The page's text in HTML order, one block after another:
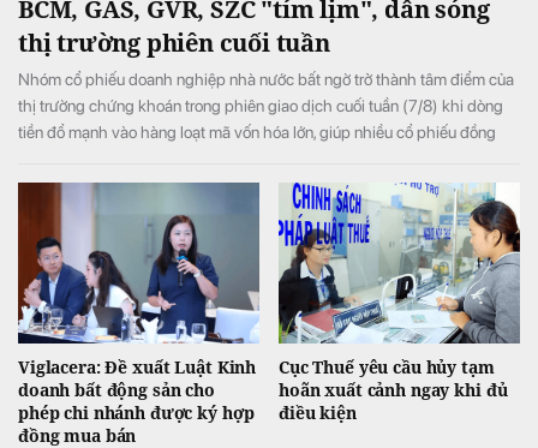
BCM, GAS, GVR, SZC "tím lịm", dẫn sóng
thị trường phiên cuối tuần
Nhóm cổ phiếu doanh nghiệp nhà nước bất ngờ trở thành tâm điểm của
thị trường chứng khoán trong phiên giao dịch cuối tuần (7/8) khi dòng
tiền đổ mạnh vào hàng loạt mã vốn hóa lớn, giúp nhiều cổ phiếu đồng
trong sắc đỏ.
Viglacera: Đề xuất Luật Kinh
doanh bất động sản cho
phép chi nhánh được ký hợp
đồng mua bán
Cục Thuế yêu cầu hủy tạm
hoãn xuất cảnh ngay khi đủ
điều kiện